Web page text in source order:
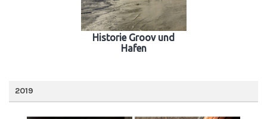
Historie Groov und
Hafen
2019